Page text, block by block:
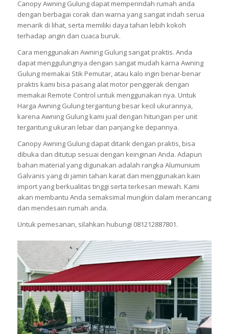
Canopy Awning Gulung dapat memperindah rumah anda
dengan berbagai corak dan warna yang sangat indah serua
menarik di lihat, serta memiliki daya tahan lebih kokoh
terhadap angin dan cuaca buruk.
Cara menggunakan Awning Gulung sangat praktis. Anda
dapat menggulungnya dengan sangat mudah karna Awning
Gulung memakai Stik Pemutar, atau kalo ingin benar-benar
praktis kami bisa pasang alat motor penggerak dengan
memakai Remote Control untuk menggunakan nya. Untuk
Harga Awning Gulung tergantung besar kecil ukurannya,
karena Awning Gulung kami jual dengan hitungan per unit
tergantung ukuran lebar dan panjang ke depannya.
Canopy Awning Gulung dapat ditarik dengan praktis, bisa
dibuka dan ditutup sesuai dengan keinginan Anda. Adapun
bahan material yang digunakan adalah rangka Alumunium
Galvanis yang di jamin tahan karat dan menggunakan kain
import yang berkualitas tinggi serta terkesan mewah. Kami
akan membantu Anda semaksimal mungkin dalam merancang
dan mendesain rumah anda.
Untuk pemesanan, silahkan hubungi 081212887801.